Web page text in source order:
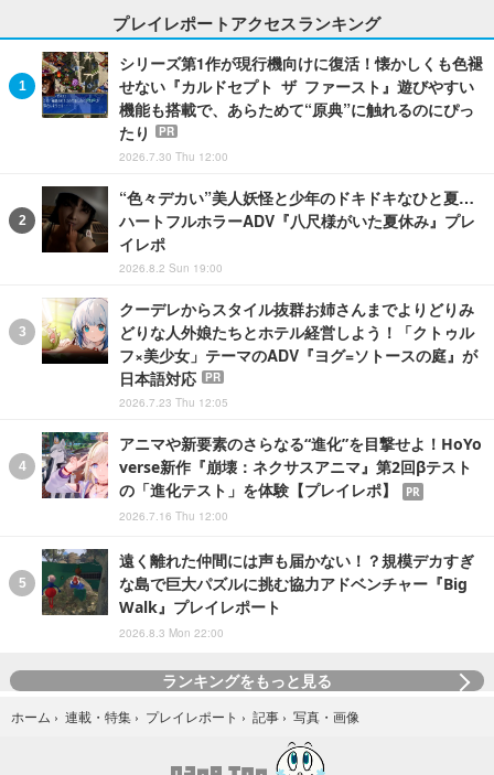
プレイレポートアクセスランキング
シリーズ第1作が現行機向けに復活！懐かしくも色褪
せない『カルドセプト ザ ファースト』遊びやすい
機能も搭載で、あらためて“原典”に触れるのにぴっ
たり
PR
2026.7.30 Thu 12:00
“色々デカい”美人妖怪と少年のドキドキなひと夏…
ハートフルホラーADV『八尺様がいた夏休み』プレ
イレポ
2026.8.2 Sun 19:00
クーデレからスタイル抜群お姉さんまでよりどりみ
どりな人外娘たちとホテル経営しよう！「クトゥル
フ×美少女」テーマのADV『ヨグ=ソトースの庭』が
日本語対応
PR
2026.7.23 Thu 12:05
アニマや新要素のさらなる“進化”を目撃せよ！HoYo
verse新作『崩壊：ネクサスアニマ』第2回βテスト
の「進化テスト」を体験【プレイレポ】
PR
2026.7.16 Thu 12:00
遠く離れた仲間には声も届かない！？規模デカすぎ
な島で巨大パズルに挑む協力アドベンチャー『Big
Walk』プレイレポート
2026.8.3 Mon 22:00
ランキングをもっと見る
ホーム › 連載・特集 › プレイレポート › 記事 › 写真・画像